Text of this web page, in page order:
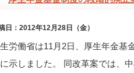
日：2012年12月28日（金）
労働省は11月2日、厚生年金基
示しました。 同改革案では、